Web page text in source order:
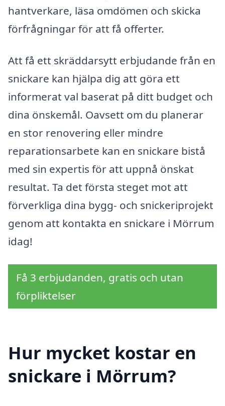
hantverkare, läsa omdömen och skicka
förfrågningar för att få offerter.
Att få ett skräddarsytt erbjudande från en
snickare kan hjälpa dig att göra ett
informerat val baserat på ditt budget och
dina önskemål. Oavsett om du planerar
en stor renovering eller mindre
reparationsarbete kan en snickare bistå
med sin expertis för att uppnå önskat
resultat. Ta det första steget mot att
förverkliga dina bygg- och snickeriprojekt
genom att kontakta en snickare i Mörrum
idag!
Få 3 erbjudanden, gratis och utan
förpliktelser
Hur mycket kostar en
snickare i Mörrum?